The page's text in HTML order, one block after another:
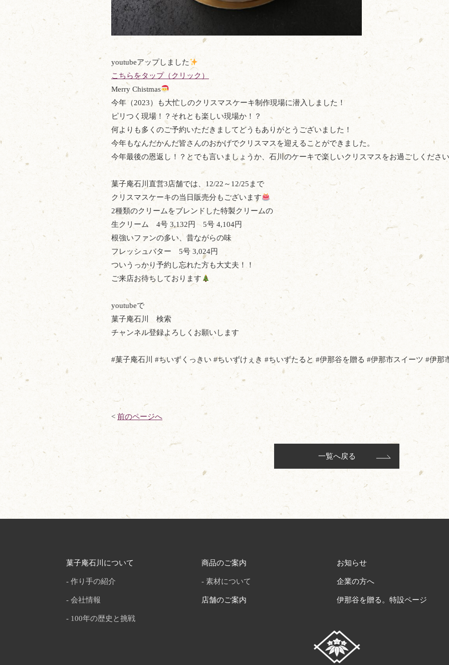
youtubeアップしました
こちらをタップ（クリック）
Merry Chistmas
今年（2023）も大忙しのクリスマスケーキ制作現場に潜入しました！
ピリつく現場！？それとも楽しい現場か！？
何よりも多くのご予約いただきましてどうもありがとうございました！
今年もなんだかんだ皆さんのおかげでクリスマスを迎えることができました。
今年最後の恩返し！？とでも言いましょうか、石川のケーキで楽しいクリスマスをお過ごしくださ
菓子庵石川直営3店舗では、12/22～12/25まで
クリスマスケーキの当日販売分もございます
2種類のクリームをブレンドした特製クリームの
生クリーム 4号 3,132円 5号 4,104円
根強いファンの多い、昔ながらの味
フレッシュバター 5号 3,024円
ついうっかり予約し忘れた方も大丈夫！！
ご来店お待ちしております
youtubeで
菓子庵石川 検索
チャンネル登録よろしくお願いします
#菓子庵石川 #ちいずくっきい #ちいずけぇき #ちいずたると #伊那谷を贈る #伊那市スイーツ #伊那
< 前のページへ
一覧へ戻る
菓子庵石川について
作り手の紹介
会社情報
100年の歴史と挑戦
商品のご案内
素材について
店舗のご案内
お知らせ
企業の方へ
伊那谷を贈る。特設ページ